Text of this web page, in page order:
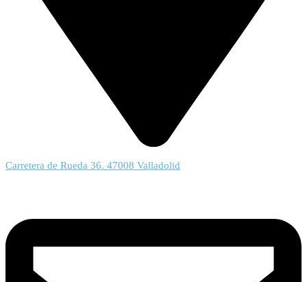
Carretera de Rueda 36. 47008 Valladolid